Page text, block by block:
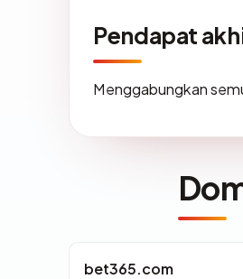
Pendapat
Menggabungkan
bet365.com